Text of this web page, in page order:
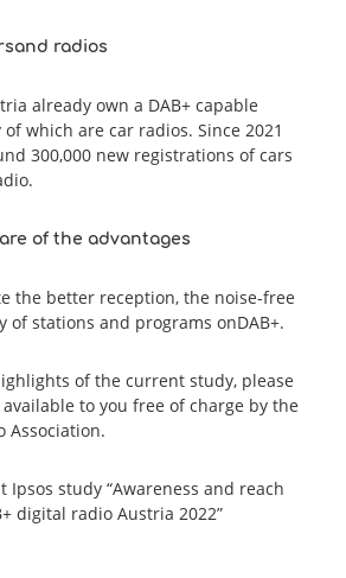
and radios
already own a DAB+ capable
which are car radios. Since 2021
300,000 new registrations of cars
of the advantages
the better reception, the noise-free
of stations and programs onDAB+.
of the current study, please
to you free of charge by the
Association.
Ipsos study “Awareness and reach
digital radio Austria 2022”